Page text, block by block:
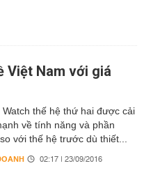
Việt Nam với giá
Watch thế hệ thứ hai được cải
về tính năng và phần
với thế hệ trước dù thiết...
02:17 | 23/09/2016